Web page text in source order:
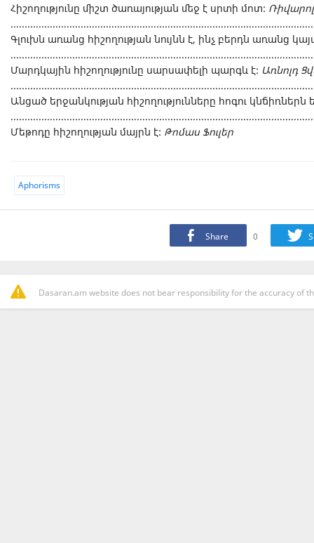
Հիշողությունը միշտ ծառայության մեջ է սրտի մոտ: Ռիվարոլ
Գլուխն առանց հիշողության նույնն է, ինչ բերդն առանց
Մարդկային հիշողությունը սարսափելի պարգև է: Առնոլդ
Անցած երջանկության հիշողությունները հոգու կնճիռներն
Մեթոդը հիշողության մայրն է: Թոմաս Ֆուլեր
Aphorisms
Share 0
Dasaran.am website does not bear responsibility for the accuracy of